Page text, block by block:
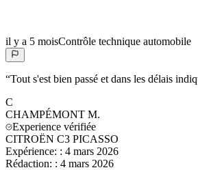
il y a 5 moisContrôle technique automobile
“Tout s'est bien passé et dans les délais
C
CHAMPÉMONT M.
Experience vérifiée
CITROËN C3 PICASSO
Expérience: : 4 mars 2026
Rédaction: : 4 mars 2026